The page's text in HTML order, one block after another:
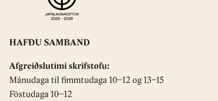
HAFÐU SAMBAND
Afgreiðslutími skrifstofu:
Mánudaga til fimmtudaga 10−12 og 13−15
Föstudaga 10−12